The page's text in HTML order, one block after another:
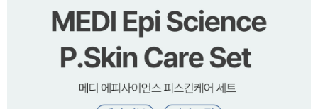
페이코 ID로 페